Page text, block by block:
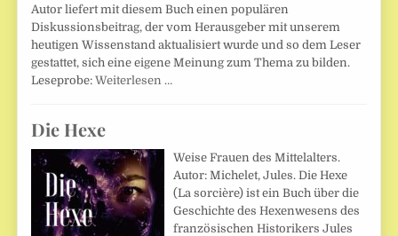
Autor liefert mit diesem Buch einen populären
Diskussionsbeitrag, der vom Herausgeber mit unserem
heutigen Wissenstand aktualisiert wurde und so dem Leser
gestattet, sich eine eigene Meinung zum Thema zu bilden.
Leseprobe:Weiterlesen …
Die Hexe
Weise Frauen des Mittelalters.
Autor: Michelet, Jules. Die Hexe
(La sorcière) ist ein Buch über die
Geschichte des Hexenwesens des
französischen Historikers Jules